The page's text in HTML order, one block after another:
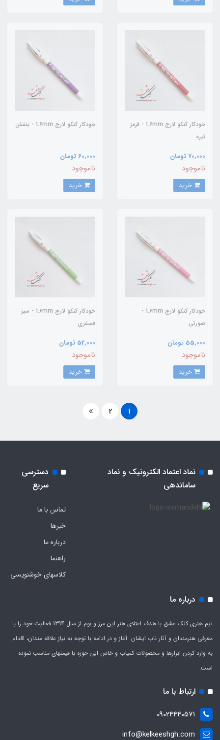
خودکار کنکو لارج 1.6mm - قرمز
تیره
70,000 تومان
ناموجود
خودکار کنکو لارج 1.6mm - بنفش
60,000 تومان
ناموجود
خودکار کنکو لارج 1.6mm -
صورتی
55,000 تومان
ناموجود
خودکار کنکو لارج 1.6mm - سبز
فسفری
52,000 تومان
ناموجود
1
2
نماد اعتماد الکترونیک و نماد
ساماندهی
دسترسی
سریع
تماس با ما
خبرها
درباره ما
راهنما
کلاسهای خوشنویسی
درباره ما
تیم هنری کلک عشق با هدف اعتلای هنر این مرز و بوم از سال 1394 فعالیت خود را با
معرفی هنرمندان و آثار ناب ایشان آغاز و در ادامه با توجه به نیاز علاقه مندان، اقدام
به وارد کردن ابزارها و محصولات کمیاب و خاص این حوزه با قیمتهای مناسب نموده
است.
ارتباط با ما
09024440571
info@kelkeeshgh.com